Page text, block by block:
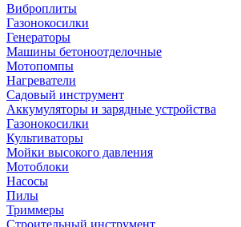
Виброплиты
Газонокосилки
Генераторы
Машины бетоноотделочные
Мотопомпы
Нагреватели
Садовый инструмент
Аккумуляторы и зарядные устройства
Газонокосилки
Культиваторы
Мойки высокого давления
Мотоблоки
Насосы
Пилы
Триммеры
Строительный инструмент